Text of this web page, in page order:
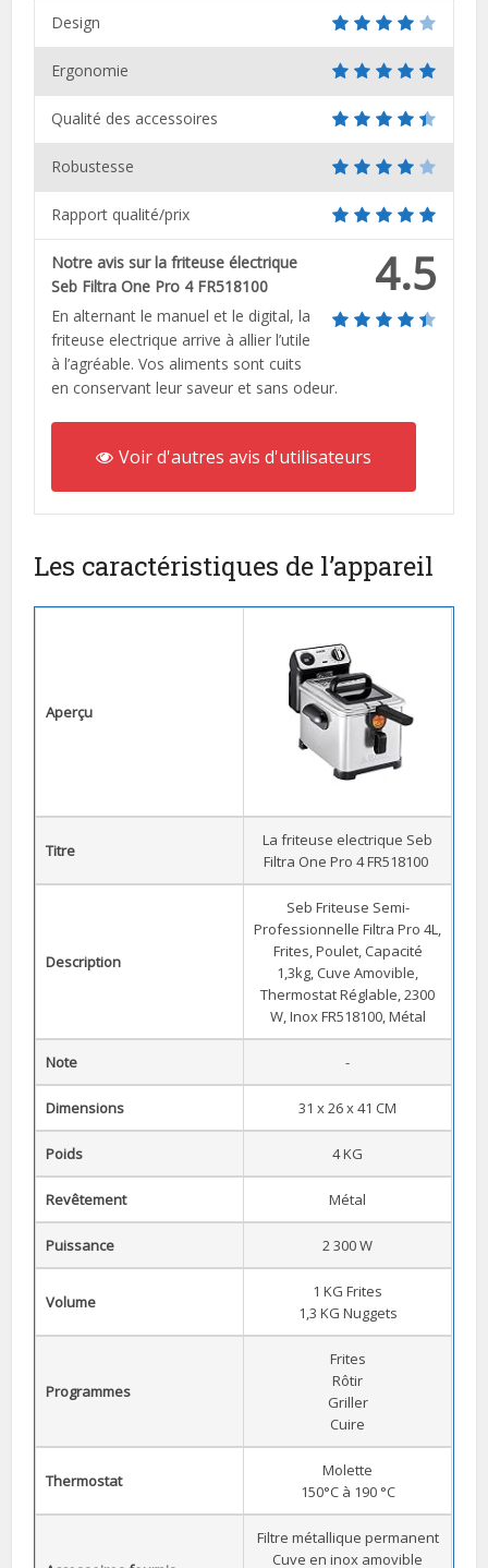
Design
Ergonomie
Qualité des accessoires
Robustesse
Rapport qualité/prix
4.5
Notre avis sur la friteuse électrique
Seb Filtra One Pro 4 FR518100
En alternant le manuel et le digital, la
friteuse electrique arrive à allier l’utile
à l’agréable. Vos aliments sont cuits
en conservant leur saveur et sans odeur.
Voir d'autres avis d'utilisateurs
Les caractéristiques de l’appareil
Aperçu
Titre
La friteuse electrique Seb
Filtra One Pro 4 FR518100
Description
Seb Friteuse Semi-
Professionnelle Filtra Pro 4L,
Frites, Poulet, Capacité
1,3kg, Cuve Amovible,
Thermostat Réglable, 2300
W, Inox FR518100, Métal
Note -
Dimensions 31 x 26 x 41 CM
Poids 4 KG
Revêtement Métal
Puissance 2 300 W
Volume
1 KG Frites
1,3 KG Nuggets
Programmes
Frites
Rôtir
Griller
Cuire
Thermostat
Molette
150°C à 190 °C
Filtre métallique permanent
Cuve en inox amovible